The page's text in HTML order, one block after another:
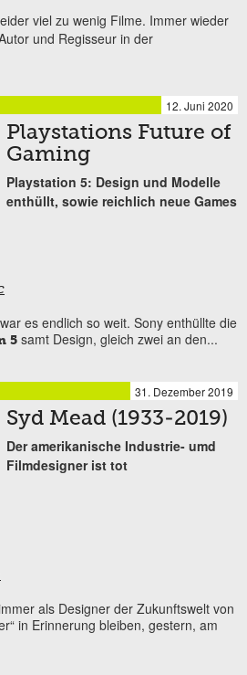
viel zu wenig Filme. Immer wieder
und Regisseur in der
12. Juni 2020
Playstations Future of
Gaming
Playstation 5: Design und Modelle
enthüllt, sowie reichlich neue Games
es endlich so weit. Sony enthüllte die
5 samt Design, gleich zwei an den...
31. Dezember 2019
Syd Mead (1933-2019)
Der amerikanische Industrie- umd
Filmdesigner ist tot
als Designer der Zukunftswelt von
in Erinnerung bleiben, gestern, am